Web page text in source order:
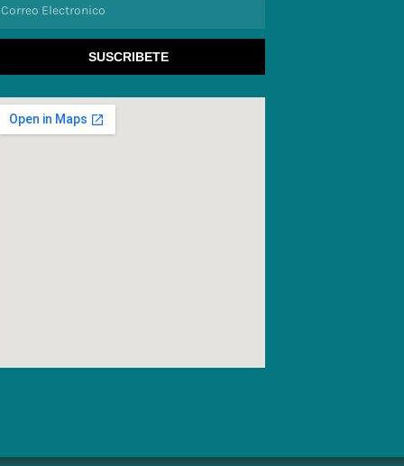
SUSCRIBETE